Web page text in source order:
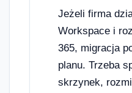
Jeżeli firma
Workspace i
365, migracja
planu. Trzeba
skrzynek,